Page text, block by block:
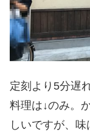
定刻より5分遅
料理は↓のみ。
しいですが、